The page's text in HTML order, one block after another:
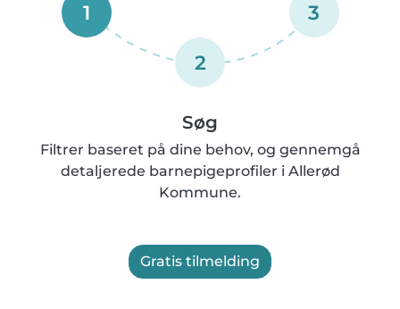
1
2
3
Søg
Filtrer baseret på dine behov, og gennemgå
detaljerede barnepigeprofiler i Allerød
Kommune.
Gratis tilmelding